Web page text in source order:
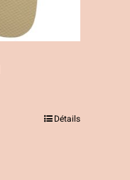
Détails